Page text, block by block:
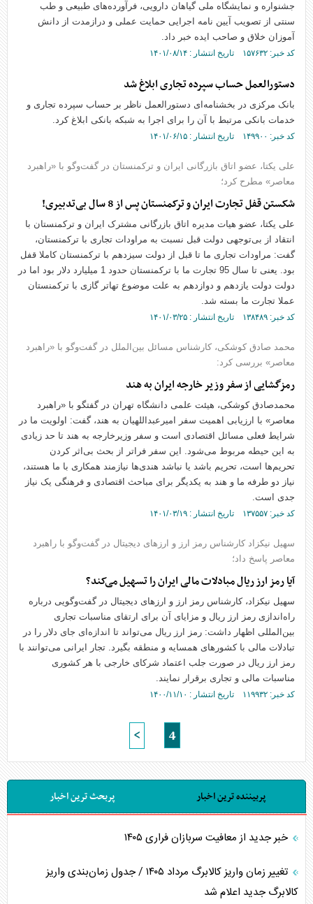
جشنواره و نمایشگاه ملی گیاهان دارویی، فرآورده‌های طبیعی و طب
سنتی از تصویب آیین نامه اجرایی حمایت عملی و درازمدت از دانش
آموزان خلاق و صاحب ایده خبر داد.
کد خبر: ۱۵۷۶۳۲ تاریخ انتشار : ۱۴۰۱/۰۸/۱۴
دستورالعمل حساب سپرده تجاری ابلاغ شد
بانک مرکزی در بخشنامه‌ای دستورالعمل ناظر بر حساب سپرده تجاری و
خدمات بانکی مرتبط با آن را برای اجرا به شبکه بانکی ابلاغ کرد.
کد خبر: ۱۴۹۹۰۰ تاریخ انتشار : ۱۴۰۱/۰۶/۱۵
علی یکتا، عضو اتاق بازرگانی ایران و ترکمنستان در گفت‌و‌گو با «راهبرد
معاصر» مطرح کرد؛
شکستن قفل تجارت ایران و ترکمنستان پس از 8 سال بی‌تدبیری!
علی یکتا، عضو هیات مدیره اتاق بازرگانی مشترک ایران و ترکمنستان با
انتقاد از بی‌توجهی دولت قبل نسبت به مراودات تجاری با ترکمنستان،
گفت: مراودات تجاری ما تا قبل از دولت سیزدهم با ترکمنستان کاملا قفل
بود. یعنی تا سال 95 تجارت ما با ترکمنستان حدود 1 میلیارد دلار بود اما در
دولت دولت یازدهم و دوازدهم به علت موضوع تهاتر گازی با ترکمنستان
عملا تجارت ما بسته شد.
کد خبر: ۱۳۸۴۸۹ تاریخ انتشار : ۱۴۰۱/۰۳/۲۵
محمد صادق کوشکی، کارشناس مسائل بین‌الملل در گفت‌و‌گو با «راهبرد
معاصر» بررسی کرد:
رمزگشایی از سفر وزیر خارجه ایران به هند
محمدصادق کوشکی، هیئت علمی دانشگاه تهران در گفتگو با «راهبرد
معاصر» با ارزیابی اهمیت سفر امیرعبداللهیان به هند، گفت: اولویت ما در
شرایط فعلی مسائل اقتصادی است و سفر وزیرخارجه به هند تا حد زیادی
به این حیطه مربوط می‌شود. این سفر فراتر از بحث بی‌اثر کردن
تحریم‌ها است، تحریم باشد یا نباشد هندی‌ها نیازمند همکاری با ما هستند،
نیاز دو طرفه ما و هند به یکدیگر برای مباحث اقتصادی و فرهنگی یک نیاز
جدی است.
کد خبر: ۱۳۷۵۵۷ تاریخ انتشار : ۱۴۰۱/۰۳/۱۹
سهیل نیکزاد کارشناس رمز ارز و ارزهای دیجیتال در گفت‌و‌گو با راهبرد
معاصر پاسخ داد؛
آیا رمز ارز ریال مبادلات مالی ایران را تسهیل می‌کند؟
سهیل نیکزاد، کارشناس رمز ارز و ارزهای دیجیتال در گفت‌و‌گویی درباره
راه‌اندازی رمز ارز ریال و مزایای آن برای ارتقای مناسبات تجاری
بین‌المللی اظهار داشت: رمز ارز ریال می‌تواند تا اندازه‌ای جای دلار را در
تبادلات مالی با کشورهای همسایه و منطقه بگیرد. تجار ایرانی می‌توانند با
رمز ارز ریال در صورت جلب اعتماد شرکای خارجی با هر کشوری
مناسبات مالی و تجاری برقرار نمایند.
کد خبر: ۱۱۹۹۳۲ تاریخ انتشار : ۱۴۰۰/۱۱/۱۰
< 4
پربیننده ترین اخبار پربحث ترین اخبار
خبر جدید از معافیت سربازان فراری ۱۴۰۵
تغییر زمان واریز کالابرگ مرداد ۱۴۰۵ / جدول زمان‌بندی واریز
کالابرگ جدید اعلام شد